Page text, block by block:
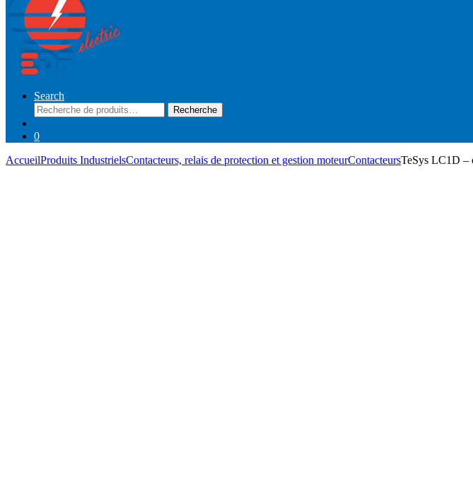
Search
Recherche
pour :
Recherche
0
AccueilProduits IndustrielsContacteurs, relais de protection et gestion moteurContacteursTeSys LC1D –